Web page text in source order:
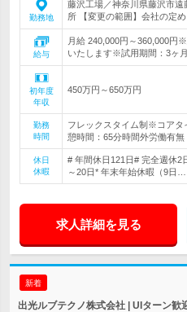
勤務地
藤沢工場／神奈川県藤沢市
所 【変更の範囲】会社の定
給与
月給 240,000円～360,000円
いたします※試用期間：3ヶ
初年度
年収
450万円～650万円
勤務
時間
フレックスタイム制※コアタ
憩時間：65分時間外労働有無
休日
休暇
# 年間休日121日# 完全週休2
～20日* 年末年始休暇（9日…
求人詳細を見る
新着
出光ルブテクノ株式会社 | UIターン